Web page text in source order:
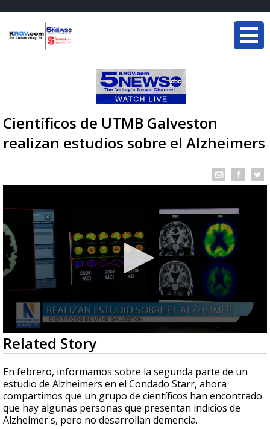
Científicos de UTMB Galveston
realizan estudios sobre el Alzheimers
0
seconds
of
1
minute,
4
seconds
Related Story
En febrero, informamos sobre la segunda parte de un
estudio de Alzheimers en el Condado Starr, ahora
compartimos que un grupo de científicos han encontrado
que hay algunas personas que presentan indicios de
Alzheimer's, pero no desarrollan demencia.